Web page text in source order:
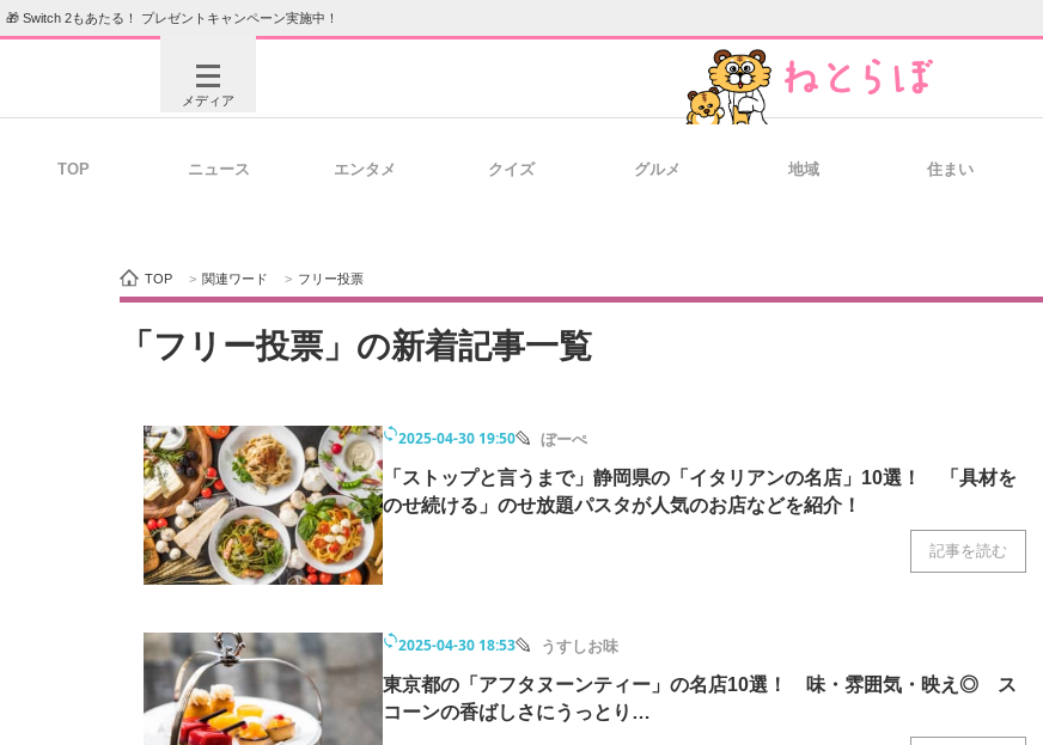
🎁 Switch 2もあたる！ プレゼントキャンペーン実施中！
メディア
AI活用のいまが分かる 経営リー
ITエンジニア向け専門サイト 企業向けIT製品の総合サイト 製造業の
モノづくり技術者専門サイト エネルギ
ちょっと気になるネットの話題
TOP ニュース エンタメ クイズ グルメ 地域 住まい
TOP > 関連ワード > フリー投票
「フリー投票」の新着記事一覧
2025-04-30 19:50 ぼーぺ
「ストップと言うまで」静岡県の「イタリアンの名店」10選！ 「具材を
のせ続ける」のせ放題パスタが人気のお店などを紹介！
記事を読む
2025-04-30 18:53 うすしお味
東京都の「アフタヌーンティー」の名店10選！ 味・雰囲気・映え◎ ス
コーンの香ばしさにうっとり…